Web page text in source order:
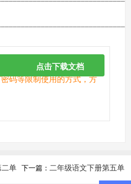
码等限制使用的方式，方
点击下载文档
二单 下一篇： 二年级语文下册第五单